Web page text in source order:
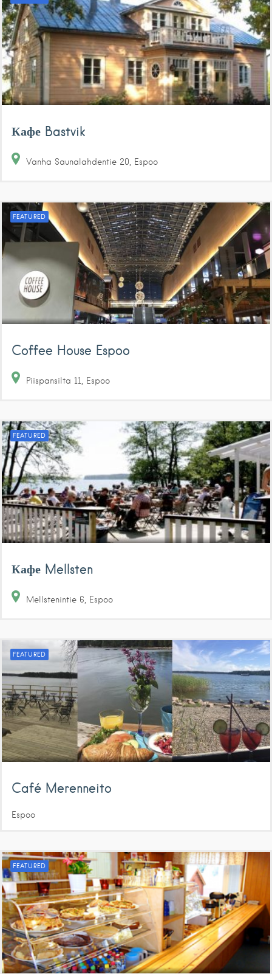
Кафе Bastvik
Vanha Saunalahdentie 20 Espoo
FEATURED
Coffee House Espoo
Piispansilta 11 Espoo
FEATURED
Кафе Mellsten
Mellstenintie 6 Espoo
FEATURED
Café Merenneito
Espoo
FEATURED